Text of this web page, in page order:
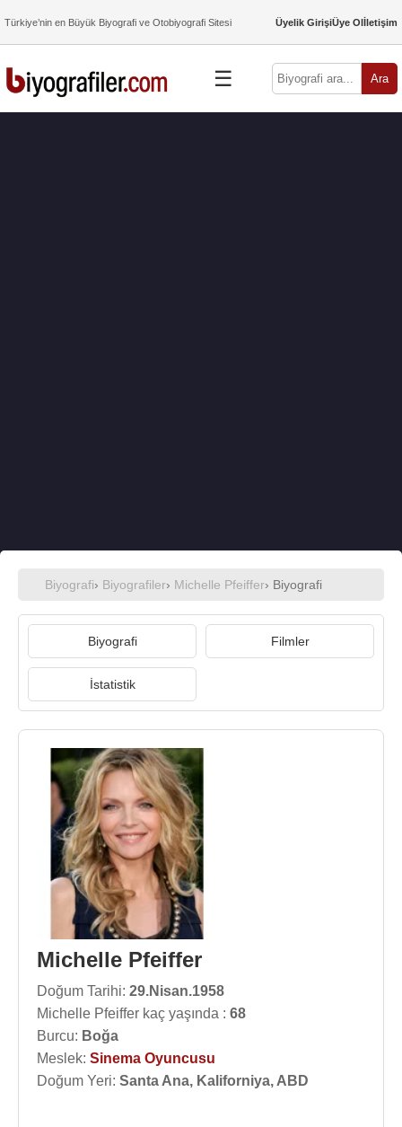
Türkiye’nin en Büyük Biyografi ve Otobiyografi Sitesi Üyelik GirişiÜye Olİletişim
☰ Ara
Biyografi› Biyografiler› Michelle Pfeiffer› Biyografi
Biyografi Filmler
İstatistik
Michelle Pfeiffer
Doğum Tarihi: 29.Nisan.1958
Michelle Pfeiffer kaç yaşında : 68
Burcu: Boğa
Meslek: Sinema Oyuncusu
Doğum Yeri: Santa Ana, Kaliforniya, ABD